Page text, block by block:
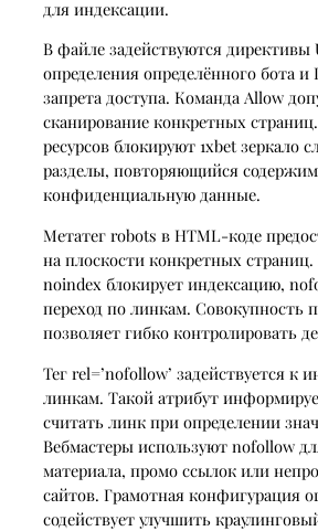
для индексации.
В файле задействуются директивы
определения определённого бота и
запрета доступа. Команда Allow
сканирование конкретных
ресурсов блокируют 1xbet зеркало
разделы, повторяющийся
конфиденциальную данные.
Метатег robots в HTML-коде
на плоскости конкретных
noindex блокирует индексацию,
переход по линкам. Совокупность
позволяет гибко контролировать
Тег rel=’nofollow’ задействуется к
линкам. Такой атрибут
считать линк при определении
Вебмастеры используют nofollow
материала, промо ссылок или
сайтов. Грамотная конфигурация
содействует улучшить